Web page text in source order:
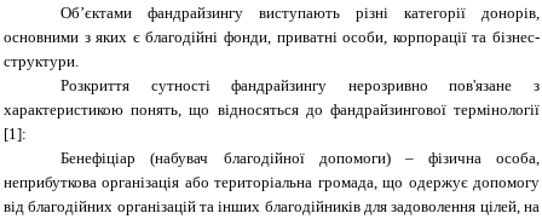
Об’єктами фандрайзингу виступають різні категорії донорів,
основними з яких є благодійні фонди, приватні особи, корпорації та бізнес-
структури.
Розкриття сутності фандрайзингу нерозривно пов'язане з
характеристикою понять, що відносяться до фандрайзингової термінології
[1]:
Бенефіціар (набувач благодійної допомоги) – фізична особа,
неприбуткова організація або територіальна громада, що одержує допомогу
від благодійних організацій та інших благодійників для задоволення цілей, на